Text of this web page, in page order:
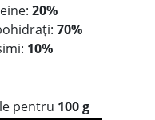
20%
70%
10%
pentru 100 g